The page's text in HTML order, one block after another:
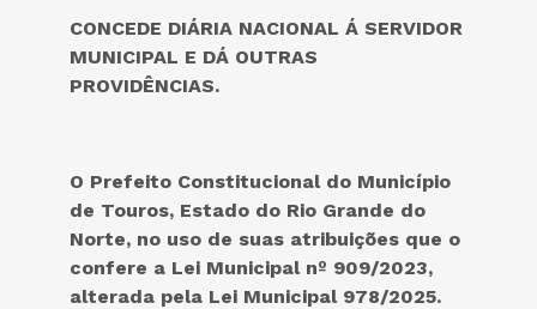
CONCEDE DIÁRIA NACIONAL Á SERVIDOR
MUNICIPAL E DÁ OUTRAS
PROVIDÊNCIAS.
O Prefeito Constitucional do Município
de Touros, Estado do Rio Grande do
Norte, no uso de suas atribuições que o
confere a Lei Municipal nº 909/2023,
alterada pela Lei Municipal 978/2025.